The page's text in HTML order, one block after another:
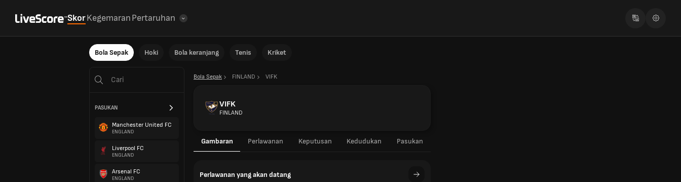
SkorKegemaranPertaruhan
Bola Sepak Hoki Bola keranjang Tenis Kriket
PASUKAN
Manchester United FC
ENGLAND
Liverpool FC
ENGLAND
Arsenal FC
ENGLAND
Bola Sepak FINLAND VIFK
VIFK
FINLAND
Gambaran Perlawanan Keputusan Kedudukan Pasukan
Perlawanan yang akan datang